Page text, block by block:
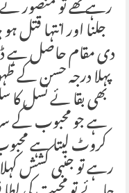
رہے تھے تو منصور نے
جلنا اور انتہا
دی مقام حاصل ہے
پہلا درجہ حسن کے
بھی بقا ئے نسل
ہے جو محبوب کے
کروٹ لیتا ہے
رہے تو جنبی کشش